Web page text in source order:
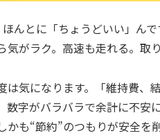
んとに「ちょうどいい」んで
気がラク。高速も走れる。取
は気になります。「維持費、
数字がバラバラで余計に不安
かも“節約”のつもりが安全を